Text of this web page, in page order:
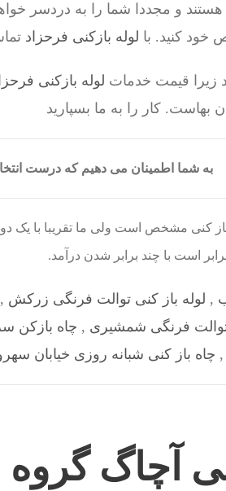
هستند و مجددا شما را به دردسر
کنید. با لوله بازکنی فرحزاد
زیرا قیمت خدمات لوله بازکنی
کار را به ما بسپارید
به شما اطمینان می دهیم که درست
کنی مشخص است ولی ما تقریبا با یک
است با چند برابر شدن درآمد.
, لوله باز کنی توالت فرنگی زرکش ,
توالت فرنگی شمشیری , چاه بازکن
, چاه باز کنی شبانه روزی خیابان
آچاگ